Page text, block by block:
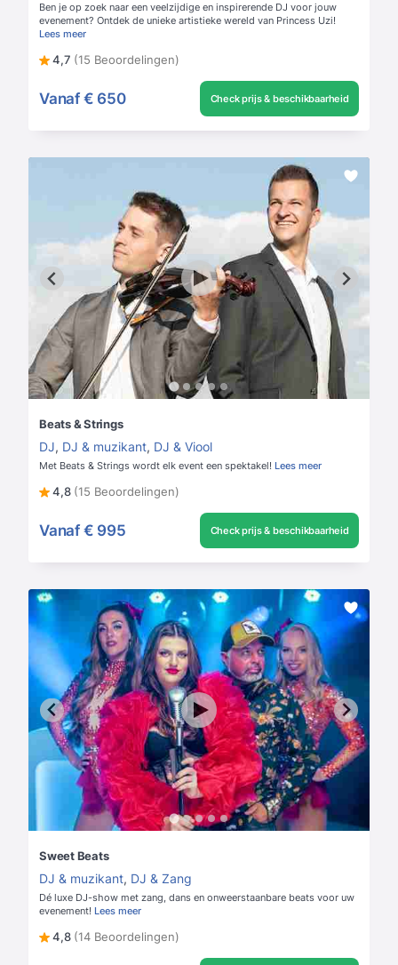
Ben je op zoek naar een veelzijdige en inspirerende DJ voor jouw
evenement? Ontdek de unieke artistieke wereld van Princess Uzi!
Lees meer
4,7 (15 Beoordelingen)
Vanaf € 650 Check prijs & beschikbaarheid
Beats & Strings
DJ, DJ & muzikant, DJ & Viool
Met Beats & Strings wordt elk event een spektakel! Lees meer
4,8 (15 Beoordelingen)
Vanaf € 995 Check prijs & beschikbaarheid
Sweet Beats
DJ & muzikant, DJ & Zang
Dé luxe DJ-show met zang, dans en onweerstaanbare beats voor uw
evenement! Lees meer
4,8 (14 Beoordelingen)